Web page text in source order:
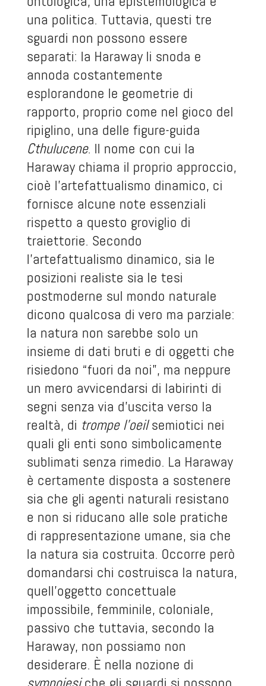
una politica. Tuttavia, questi tre
sguardi non possono essere
separati: la Haraway li snoda e
annoda costantemente
esplorandone le geometrie di
rapporto, proprio come nel gioco del
ripiglino, una delle figure-guida
Cthulucene. Il nome con cui la
Haraway chiama il proprio approccio,
cioè l’artefattualismo dinamico, ci
fornisce alcune note essenziali
rispetto a questo groviglio di
traiettorie. Secondo
l’artefattualismo dinamico, sia le
posizioni realiste sia le tesi
postmoderne sul mondo naturale
dicono qualcosa di vero ma parziale:
la natura non sarebbe solo un
insieme di dati bruti e di oggetti che
risiedono “fuori da noi”, ma neppure
un mero avvicendarsi di labirinti di
segni senza via d’uscita verso la
realtà, di trompe l’oeilsemiotici nei
quali gli enti sono simbolicamente
sublimati senza rimedio. La Haraway
è certamente disposta a sostenere
sia che gli agenti naturali resistano
e non si riducano alle sole pratiche
di rappresentazione umane, sia che
la natura sia costruita. Occorre però
domandarsi chi costruisca la natura,
quell’oggetto concettuale
impossibile, femminile, coloniale,
passivo che tuttavia, secondo la
Haraway, non possiamo non
desiderare. È nella nozione di